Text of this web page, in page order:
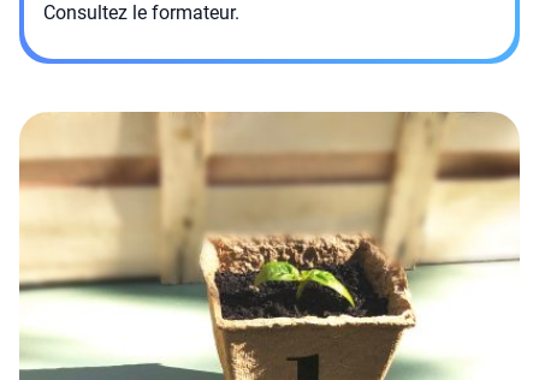
Consultez le formateur.